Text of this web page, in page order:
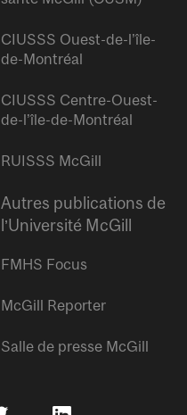
CIUSSS Ouest-de-l’île-
de-Montréal
CIUSSS Centre-Ouest-
de-l’île-de-Montréal
RUISSS McGill
Autres publications de
l’Université McGill
FMHS Focus
McGill Reporter
Salle de presse McGill